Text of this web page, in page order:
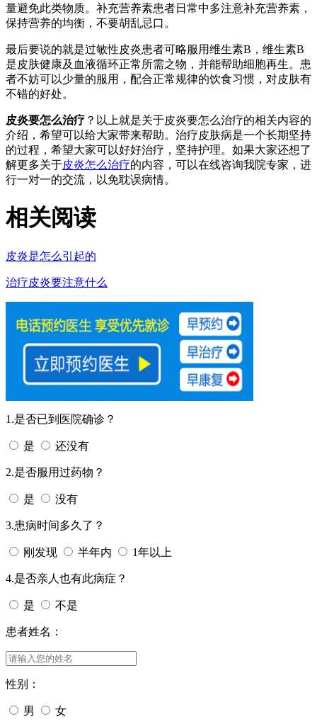
量避免此类物质。补充营养素患者日常中多注意补充营养素，
保持营养的均衡，不要胡乱忌口。
最后要说的就是过敏性皮炎患者可略服用维生素B，维生素B
是皮肤健康及血液循环正常所需之物，并能帮助细胞再生。患
者不妨可以少量的服用，配合正常规律的饮食习惯，对皮肤有
不错的好处。
皮炎要怎么治疗 ？以上就是关于皮炎要怎么治疗的相关内容的
介绍，希望可以给大家带来帮助。治疗皮肤病是一个长期坚持
的过程，希望大家可以好好治疗，坚持护理。如果大家还想了
解更多关于皮炎怎么治疗的内容，可以在线咨询我院专家，进
行一对一的交流，以免耽误病情。
相关阅读
皮炎是怎么引起的
治疗皮炎要注意什么
1.是否已到医院确诊？
是 还没有
2.是否服用过药物？
是 没有
3.患病时间多久了？
刚发现 半年内 1年以上
4.是否亲人也有此病症？
是 不是
患者姓名：
性别：
男 女